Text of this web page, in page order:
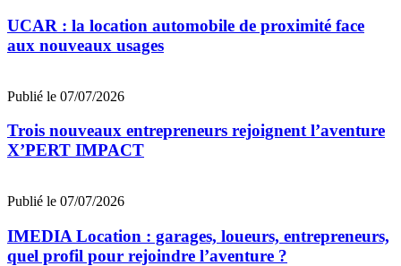
UCAR : la location automobile de proximité face
aux nouveaux usages
Publié le 07/07/2026
Trois nouveaux entrepreneurs rejoignent l’aventure
X’PERT IMPACT
Publié le 07/07/2026
IMEDIA Location : garages, loueurs, entrepreneurs,
quel profil pour rejoindre l’aventure ?